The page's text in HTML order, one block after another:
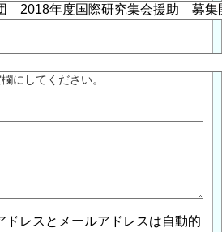
にしてください。
ドレスとメールアドレスは自動的